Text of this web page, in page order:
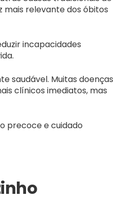
relevante dos óbitos
incapacidades
saudável. Muitas doenças
clínicos imediatos, mas
precoce e cuidado